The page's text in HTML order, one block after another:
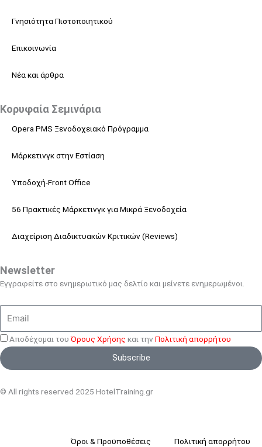
Γνησιότητα Πιστοποιητικού
Επικοινωνία
Νέα και άρθρα
Κορυφαία Σεμινάρια
Opera PMS Ξενοδοχειακό Πρόγραμμα
Μάρκετινγκ στην Εστίαση
Υποδοχή-Front Office
56 Πρακτικές Μάρκετινγκ για Μικρά Ξενοδοχεία
Διαχείριση Διαδικτυακών Κριτικών (Reviews)
Newsletter
Εγγραφείτε στο ενημερωτικό μας δελτίο και μείνετε ενημερωμένοι.
Αποδέχομαι του Όρους Χρήσης και τηνΠολιτική απορρήτου
Subscribe
© All rights reserved 2025 HotelTraining.gr
Όροι & Προϋποθέσεις Πολιτική απορρήτου